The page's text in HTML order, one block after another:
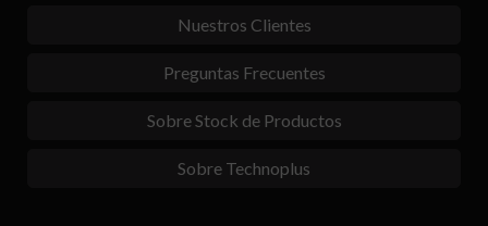
Nuestros Clientes
Preguntas Frecuentes
Sobre Stock de Productos
Sobre Technoplus